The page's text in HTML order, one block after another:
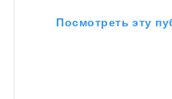
Посмотреть эту